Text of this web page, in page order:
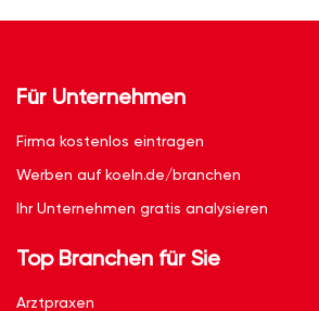
Für Unternehmen
Firma kostenlos eintragen
Werben auf koeln.de/branchen
Ihr Unternehmen gratis analysieren
Top Branchen für Sie
Arztpraxen